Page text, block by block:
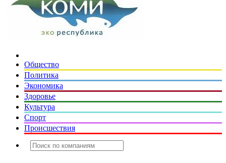
Общество
Политика
Экономика
Здоровье
Культура
Спорт
Происшествия